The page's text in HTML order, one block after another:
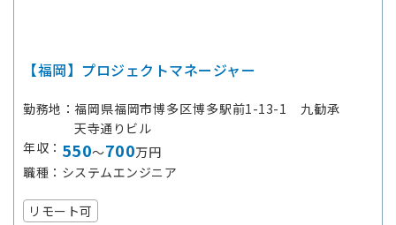
【福岡】プロジェクトマネージャー
勤務地
福岡県福岡市博多区博多駅前1-13-1 九勧承
天寺通りビル
年収
550～700万円
職種
システムエンジニア
リモート可